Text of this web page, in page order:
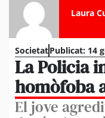
Laura
SocietatPublicat: 14
La Policia
homòfoba
El jove